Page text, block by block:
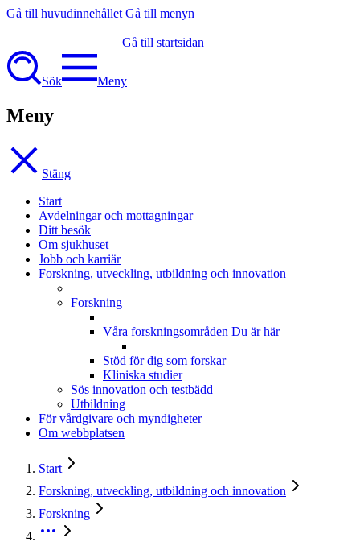
Gå till huvudinnehållet Gå till menyn
Gå till startsidan
Sök Meny
Meny
Stäng
Start
Avdelningar och mottagningar
Ditt besök
Om sjukhuset
Jobb och karriär
Forskning, utveckling, utbildning och innovation
Forskning
Våra forskningsområden Du är här
Stöd för dig som forskar
Kliniska studier
Sös innovation och testbädd
Utbildning
För vårdgivare och myndigheter
Om webbplatsen
Start
Forskning, utveckling, utbildning och innovation
Forskning